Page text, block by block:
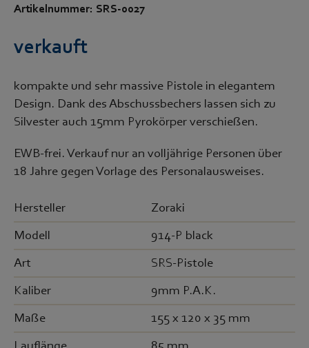
Artikelnummer: SRS-0027
verkauft
kompakte und sehr massive Pistole in elegantem
Design. Dank des Abschussbechers lassen sich zu
Silvester auch 15mm Pyrokörper verschießen.
EWB-frei. Verkauf nur an volljährige Personen über
18 Jahre gegen Vorlage des Personalausweises.
Hersteller Zoraki
Modell 914-P black
Art SRS-Pistole
Kaliber 9mm P.A.K.
Maße 155 x 120 x 35 mm